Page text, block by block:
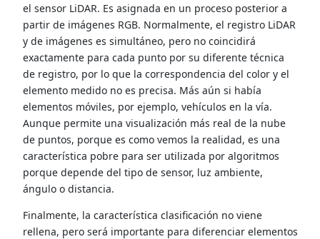
el sensor LiDAR. Es asignada en un proceso posterior a
partir de imágenes RGB. Normalmente, el registro LiDAR
y de imágenes es simultáneo, pero no coincidirá
exactamente para cada punto por su diferente técnica
de registro, por lo que la correspondencia del color y el
elemento medido no es precisa. Más aún si había
elementos móviles, por ejemplo, vehículos en la vía.
Aunque permite una visualización más real de la nube
de puntos, porque es como vemos la realidad, es una
característica pobre para ser utilizada por algoritmos
porque depende del tipo de sensor, luz ambiente,
ángulo o distancia.
Finalmente, la característica clasificación no viene
rellena, pero será importante para diferenciar elementos